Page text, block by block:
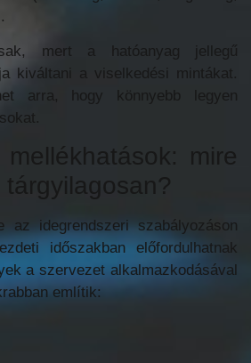
mert a hatóanyag jellegű
kiváltani a viselkedési mintákat.
arra, hogy könnyebb legyen
mire
az idegrendszeri szabályozáson
időszakban előfordulhatnak
a szervezet alkalmazkodásával
említik: